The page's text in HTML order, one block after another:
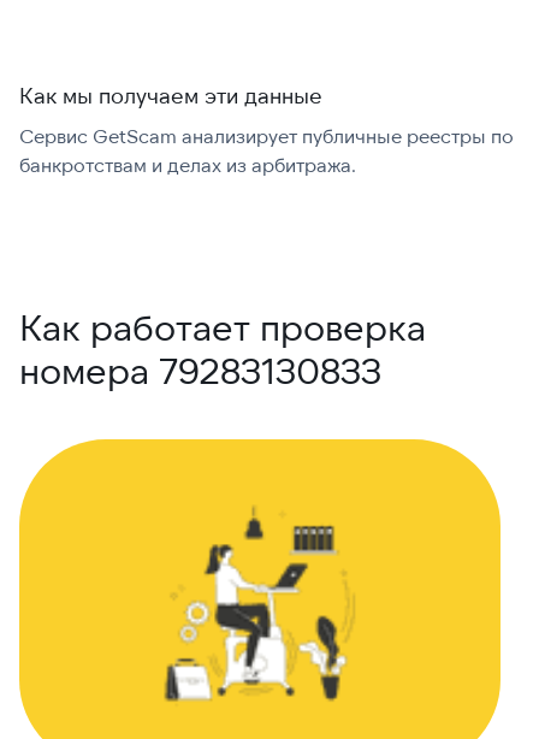
Как мы получаем эти данные
Сервис GetScam анализирует публичные реестры по
банкротствам и делах из арбитража.
Как работает проверка
номера 79283130833